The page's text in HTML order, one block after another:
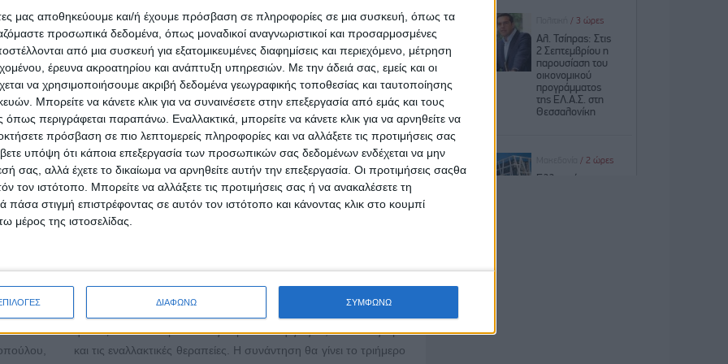
μας αποθηκεύουμε και/ή έχουμε πρόσβαση σε πληροφορίες σε μια συσκευή, όπως τα
προσωπικά δεδομένα, όπως μοναδικοί αναγνωριστικοί και προσαρμοσμένες
από μια συσκευή για εξατομικευμένες διαφημίσεις και περιεχόμενο, μέτρηση
έρευνα ακροατηρίου και ανάπτυξη υπηρεσιών. Με την άδειά σας, εμείς και οι
να χρησιμοποιήσουμε ακριβή δεδομένα γεωγραφικής τοποθεσίας και ταυτοποίησης
Μπορείτε να κάνετε κλικ για να συναινέσετε στην επεξεργασία από εμάς και τους
περιγράφεται παραπάνω. Εναλλακτικά, μπορείτε να κάνετε κλικ για να αρνηθείτε να
πρόσβαση σε πιο λεπτομερείς πληροφορίες και να αλλάξετε τις προτιμήσεις σας
υπόψη ότι κάποια επεξεργασία των προσωπικών σας δεδομένων ενδέχεται να μην
σας, αλλά έχετε το δικαίωμα να αρνηθείτε αυτήν την επεξεργασία. Οι προτιμήσεις σαςθα
τον ιστότοπο. Μπορείτε να αλλάξετε τις προτιμήσεις σας ή να ανακαλέσετε τη
στιγμή επιστρέφοντας σε αυτόν τον ιστότοπο και κάνοντας κλικ στο κουμπί
μέρος της ιστοσελίδας.
ΔΙΑΦΩΝΩ ΣΥΜΦΩΝΩ
&
τελετή
«HR
Awards
HR
2ο Φεστιβάλ Γιόγκα στον Πύργο! 22-24 Ιουνίου στο Κτήμα
Ηλιοστάσι
Δημοσιεύθηκε : Δευτέρα, 11 Ιουνίου 2018 11:08
Μετά την επιτυχία
του περσινού 1ου
Φεστιβάλ Yoga,
είμαστε στην
ευχάριστη θέση να
σας ανακοινώσουμε και να σας προσκαλέσουμε στο 2ο
Περισσότεροι από 25 δάσκαλοι γιόγκα και ειδικοί για την υγεία
ηλικίας που επιθυμούν να γνωρίσουν τη γιόγκα, το διαλογισμό
και τις εναλλακτικές θεραπείες. Η συνάντηση θα γίνει το τριήμερο